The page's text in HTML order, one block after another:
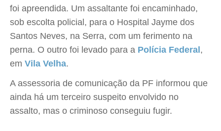
foi apreendida. Um assaltante foi encaminhado,
sob escolta policial, para o Hospital Jayme dos
Santos Neves, na Serra, com um ferimento na
perna. O outro foi levado para a Polícia Federal ,
em Vila Velha.
A assessoria de comunicação da PF informou que
ainda há um terceiro suspeito envolvido no
assalto, mas o criminoso conseguiu fugir.